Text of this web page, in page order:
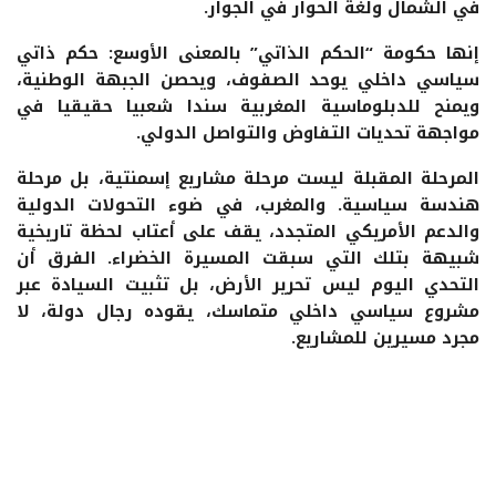
في الشمال ولغة الحوار في الجوار.
إنها حكومة “الحكم الذاتي” بالمعنى الأوسع: حكم ذاتي
سياسي داخلي يوحد الصفوف، ويحصن الجبهة الوطنية،
ويمنح للدبلوماسية المغربية سندا شعبيا حقيقيا في
مواجهة تحديات التفاوض والتواصل الدولي.
المرحلة المقبلة ليست مرحلة مشاريع إسمنتية، بل مرحلة
هندسة سياسية. والمغرب، في ضوء التحولات الدولية
والدعم الأمريكي المتجدد، يقف على أعتاب لحظة تاريخية
شبيهة بتلك التي سبقت المسيرة الخضراء. الفرق أن
التحدي اليوم ليس تحرير الأرض، بل تثبيت السيادة عبر
مشروع سياسي داخلي متماسك، يقوده رجال دولة، لا
مجرد مسيرين للمشاريع.